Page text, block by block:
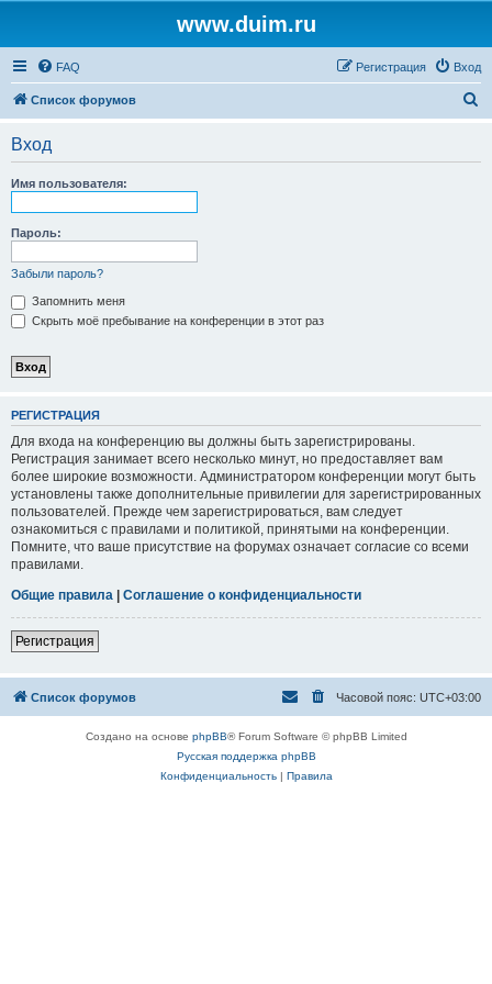
www.duim.ru
FAQ Вход
Регистрация
Список форумов
Вход
Имя пользователя:
Пароль:
Забыли пароль?
Запомнить меня
Скрыть моё пребывание на конференции в этот раз
РЕГИСТРАЦИЯ
Для входа на конференцию вы должны быть зарегистрированы.
Регистрация занимает всего несколько минут, но предоставляет вам
более широкие возможности. Администратором конференции могут быть
установлены также дополнительные привилегии для зарегистрированных
пользователей. Прежде чем зарегистрироваться, вам следует
ознакомиться с правилами и политикой, принятыми на конференции.
Помните, что ваше присутствие на форумах означает согласие со всеми
правилами.
Общие правила | Соглашение о конфиденциальности
Регистрация
Список форумов Часовой пояс: UTC+03:00
Создано на основе phpBB® Forum Software © phpBB Limited
Русская поддержка phpBB
Конфиденциальность| Правила